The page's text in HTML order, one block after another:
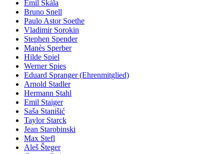
Emil Skála
Bruno Snell
Paulo Astor Soethe
Vladimir Sorokin
Stephen Spender
Manès Sperber
Hilde Spiel
Werner Spies
Eduard Spranger (Ehrenmitglied)
Arnold Stadler
Hermann Stahl
Emil Staiger
Saša Stanišić
Taylor Starck
Jean Starobinski
Max Stefl
Aleš Šteger